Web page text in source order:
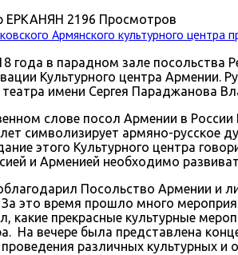
ЕРКАНЯН 2196 Просмотров
года в парадном зале посольства
Культурного центра Армении.
имени Сергея Параджанова
слове посол Армении в
символизирует армяно-русское
этого Культурного центра
и Арменией необходимо
Посольство Армении и
это время прошло много
какие прекрасные культурные
На вечере была представлена
различных культурных и